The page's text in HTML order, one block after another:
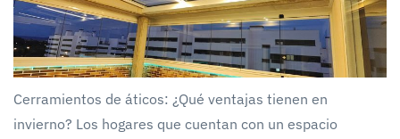
Cerramientos de áticos: ¿Qué ventajas tienen en
invierno? Los hogares que cuentan con un espacio